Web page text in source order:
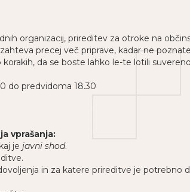
organizacij, prireditev za otroke na
precej več priprave, kadar ne
da se boste lahko le-te lotili
do predvidoma 18.30
vprašanja:
je javni shod.
in za katere prireditve je potrebno